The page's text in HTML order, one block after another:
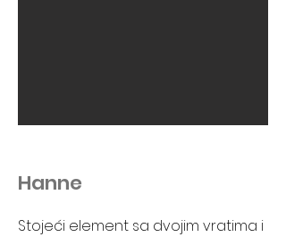
Hanne
Stojeći element sa dvojim vratima i